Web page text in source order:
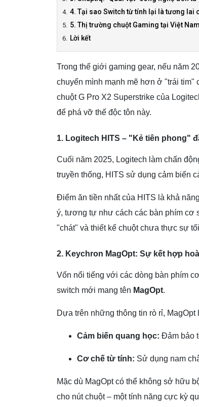
4. Tại sao Switch từ tính lại là tương lai
5. Thị trường chuột Gaming tại Việt
Lời kết
Trong thế giới gaming gear, nếu năm
chuyển mình mạnh mẽ hơn ở "trái tim"
chuột G Pro X2 Superstrike của
để phá vỡ thế độc tôn này.
1. Logitech HITS – "Kẻ tiên phong"
Cuối năm 2025, Logitech làm chấn
truyền thống, HITS sử dụng cảm biến
Điểm ăn tiền nhất của HITS là khả
ý, tương tự như cách các bàn phím cơ
"chát" và thiết kế chuột chưa thực sự
2. Keychron MagOpt: Sự kết hợp
Vốn nổi tiếng với các dòng bàn phím
switch mới mang tên MagOpt.
Dựa trên những thông tin rò rỉ,
Cảm biến quang học: Đảm bảo
Cơ chế từ tính: Sử dụng nam
Mặc dù MagOpt có thể không sở hữu
cho nút chuột – một tính năng cực kỳ